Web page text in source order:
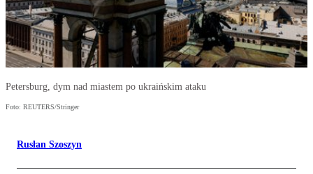
Petersburg, dym nad miastem po ukraińskim ataku
Foto: REUTERS/Stringer
Rusłan Szoszyn